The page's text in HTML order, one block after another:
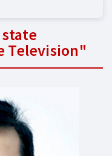
Television"